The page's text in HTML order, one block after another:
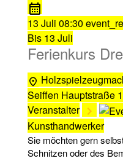
13 Juli 08:30
Bis 13 Juli
Ferienkurs
Seiffen Hauptstraße
Veranstalter
Kunsthandwerker
Sie möchten gern
Schnitzen oder des